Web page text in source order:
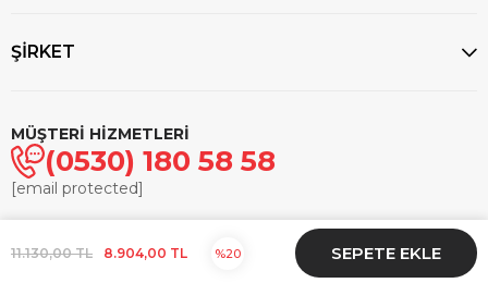
ŞİRKET
MÜŞTERİ HİZMETLERİ
(0530) 180 58 58
[email protected]
- Tüm hakları saklıdır.
11.130,00 TL 8.904,00 TL 20